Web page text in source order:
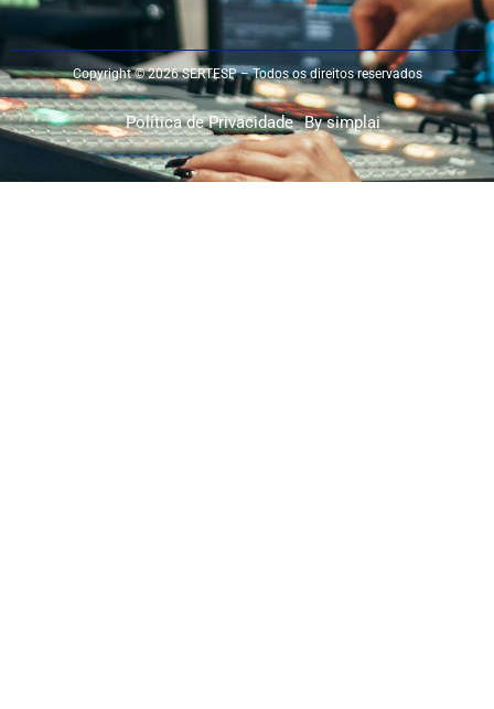
Copyright © 2026 SERTESP – Todos os direitos reservados
Política de Privacidade By simplai